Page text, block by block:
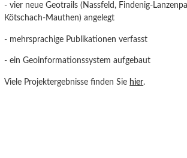
- vier neue Geotrails (Nassfeld, Findenig-
Kötschach-Mauthen) angelegt
- mehrsprachige Publikationen verfasst
- ein Geoinformationssystem aufgebaut
Viele Projektergebnisse finden Sie hier.